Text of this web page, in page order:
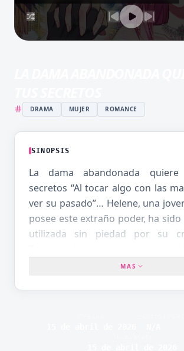
DRAMA MUJER ROMANCE
SINOPSIS
La dama abandonada
secretos “Al tocar algo con las
ver su pasado”… Helene, una
posee este extraño poder, ha
utilizada sin piedad por su
protegerla, Helene se encuentra
MAS